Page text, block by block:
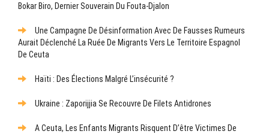
Bokar Biro, Dernier Souverain Du Fouta-Djalon
Une Campagne De Désinformation Avec De Fausses Rumeurs
Aurait Déclenché La Ruée De Migrants Vers Le Territoire Espagnol
De Ceuta
Haïti : Des Élections Malgré L’insécurité ?
Ukraine : Zaporijjia Se Recouvre De Filets Antidrones
A Ceuta, Les Enfants Migrants Risquent D’être Victimes De